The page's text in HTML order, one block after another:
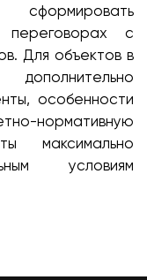
с
Для объектов в
особенности
нормативную
максимально
условиям